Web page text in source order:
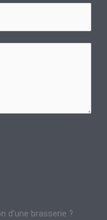
d'une brasserie ?